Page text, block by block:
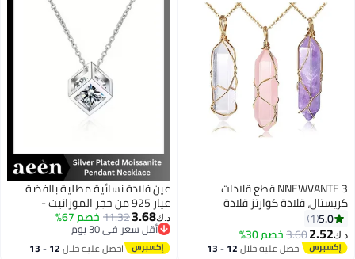
NNEWVANTE 3 قطع قلادات
كريستال، قلادة كوارتز قلادة
كريستالية علاجية للطاقة قلادة
أحجار كريمة طبيعية سداسية
للنساء والفتيات.
5.0
1
د.ك‏2.52
3.60خصم 30%
احصل عليه خلال 12 - 13
عين قلادة نسائية مطلية بالفضة
عيار 925 من حجر الموزانيت -
مجوهرات فاخرة وخفيفة الوزن،
هدية رومانسية للأزواج أو الأم أو
أفضل صديق
د.ك‏3.68
11.32خصم 67%
أقل سعر في 30 يوم
أقل سعر في 30 يوماحصل عليه خلال 12 - 13